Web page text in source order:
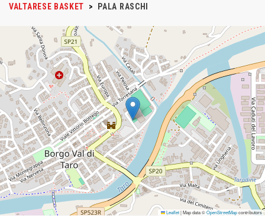
VALTARESE BASKET > PALA RASCHI
Leaflet|Map data ©OpenStreetMapcontributors